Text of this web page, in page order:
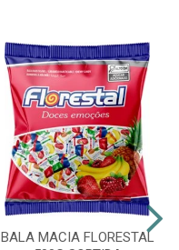
BALA MACIA FLORESTAL